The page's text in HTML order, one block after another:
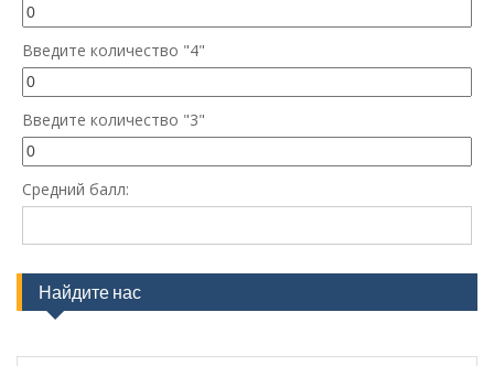
Введите количество "4"
Введите количество "3"
Средний балл:
Найдите нас